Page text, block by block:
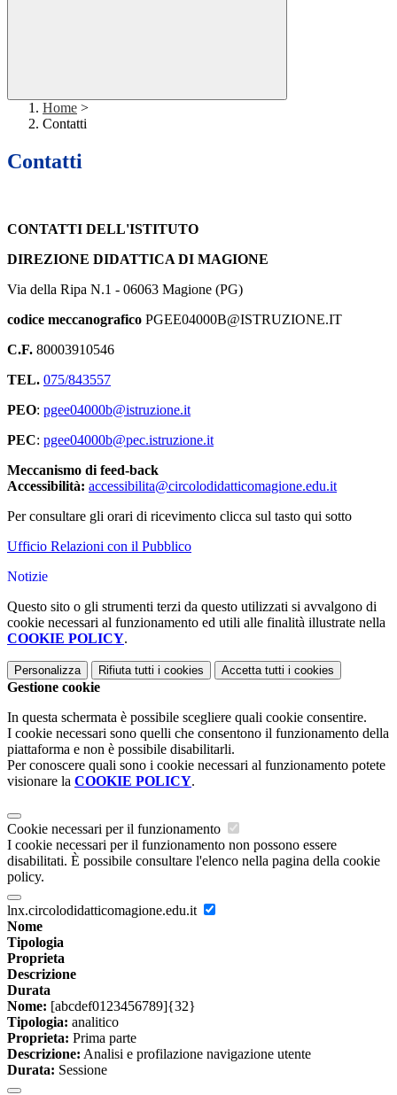
Home >
Contatti
Contatti
CONTATTI DELL'ISTITUTO
DIREZIONE DIDATTICA DI MAGIONE
Via della Ripa N.1 - 06063 Magione (PG)
codice meccanografico PGEE04000B@ISTRUZIONE.IT
C.F. 80003910546
TEL. 075/843557
PEO: pgee04000b@istruzione.it
PEC: pgee04000b@pec.istruzione.it
Meccanismo di feed-back
Accessibilità: accessibilita@circolodidatticomagione.edu.it
Per consultare gli orari di ricevimento clicca sul tasto qui sotto
Ufficio Relazioni con il Pubblico
Notizie
Questo sito o gli strumenti terzi da questo utilizzati si avvalgono di
cookie necessari al funzionamento ed utili alle finalità illustrate nella
COOKIE POLICY.
Personalizza Rifiuta tutti i cookies Accetta tutti i cookies
Gestione cookie
In questa schermata è possibile scegliere quali cookie consentire.
I cookie necessari sono quelli che consentono il funzionamento della
piattaforma e non è possibile disabilitarli.
Per conoscere quali sono i cookie necessari al funzionamento potete
visionare la COOKIE POLICY.
Cookie necessari per il funzionamento
I cookie necessari per il funzionamento non possono essere
disabilitati. È possibile consultare l'elenco nella pagina della cookie
policy.
lnx.circolodidatticomagione.edu.it
Nome
Tipologia
Proprieta
Descrizione
Durata
Nome: [abcdef0123456789]{32}
Tipologia: analitico
Proprieta: Prima parte
Descrizione: Analisi e profilazione navigazione utente
Durata: Sessione